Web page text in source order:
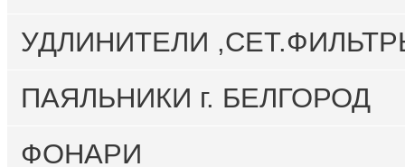
УДЛИНИТЕЛИ
ПАЯЛЬНИКИ г. БЕЛГОРОД
ФОНАРИ